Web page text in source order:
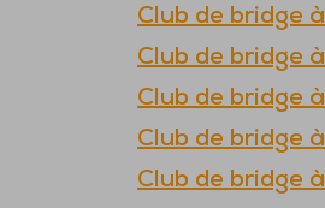
Club de bridge à
Club de bridge à
Club de bridge à
Club de bridge à
Club de bridge à